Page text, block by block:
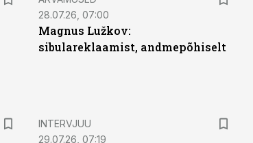
28.07.26, 07:00
Magnus Lužkov:
sibulareklaamist, andmepõhiselt
INTERVJUU
29.07.26, 07:19